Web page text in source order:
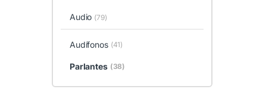
Audio (79)
Audífonos (41)
Parlantes (38)